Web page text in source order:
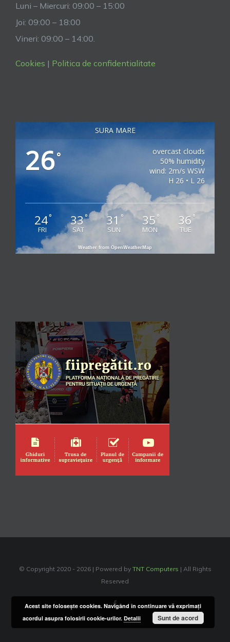
Luni – Miercuri: 09:00 – 15:00
Joi: 09:00 – 18:00
Vineri: 09:00 – 14:00.
Cookies | Politica de confidentialitate
SURA MARE
26°
overcast clouds
50% humidity
wind: 2m/s WSW
H 26 • L 26
24°
FRI
33°
SAT
31°
SUN
35 °
MON
36 °
TUE
Weather from OpenWeatherMap
© Copyright 2020 - 2026 | Powered by TNT Computers | All Rights
Reserved
Facebook
Acest site foloseşte cookies. Navigând în continuare vă exprimaţi
acordul asupra folosirii cookie-urilor. Detalii Sunt de acord